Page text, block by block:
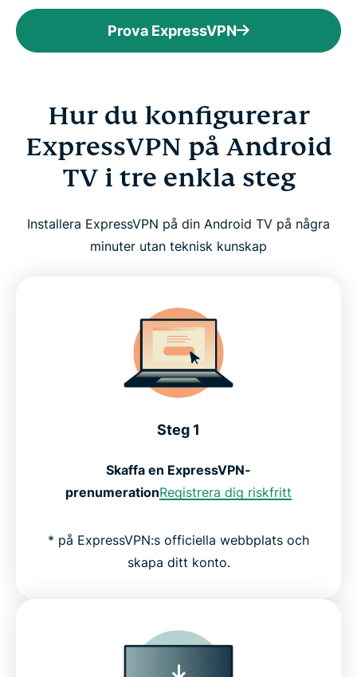
Prova ExpressVPN
Hur du konfigurerar
ExpressVPN på Android
TV i tre enkla steg
Installera ExpressVPN på din Android TV på några
minuter utan teknisk kunskap
Steg 1
Skaffa en ExpressVPN-
prenumerationRegistrera dig riskfritt
* på ExpressVPN:s officiella webbplats och
skapa ditt konto.